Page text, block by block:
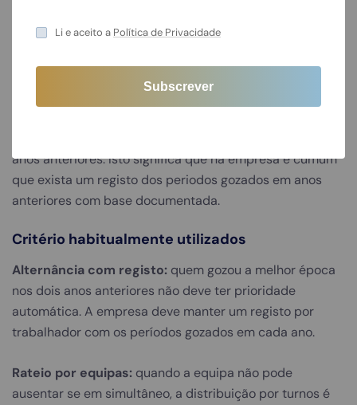
anos anteriores. Isto significa que na empresa é cumum
que exista um registo dos periodos gozados em anos
anteriores com base documentada.
Critério habitualmente utilizados
Alternância com registo: quem gozou a melhor época
nos dois anos anteriores não deve ter prioridade
automática. A empresa deve manter um registo por
trabalhador com os períodos gozados em cada ano.
Rateio por equipas: quando a equipa não pode
ausentar se em simultâneo, a distribuição por turnos é
Li e aceito a Política de Privacidade